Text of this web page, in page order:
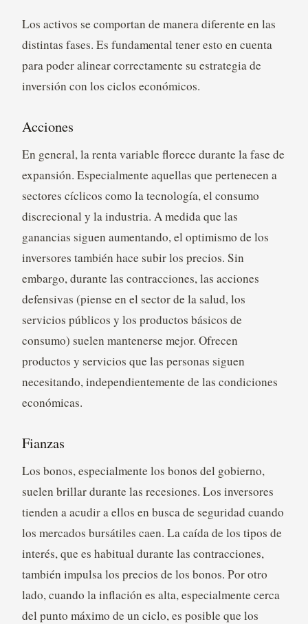
Los activos se comportan de manera diferente en las
distintas fases. Es fundamental tener esto en cuenta
para poder alinear correctamente su estrategia de
inversión con los ciclos económicos.
Acciones
En general, la renta variable florece durante la fase de
expansión. Especialmente aquellas que pertenecen a
sectores cíclicos como la tecnología, el consumo
discrecional y la industria. A medida que las
ganancias siguen aumentando, el optimismo de los
inversores también hace subir los precios. Sin
embargo, durante las contracciones, las acciones
defensivas (piense en el sector de la salud, los
servicios públicos y los productos básicos de
consumo) suelen mantenerse mejor. Ofrecen
productos y servicios que las personas siguen
necesitando, independientemente de las condiciones
económicas.
Fianzas
Los bonos, especialmente los bonos del gobierno,
suelen brillar durante las recesiones. Los inversores
tienden a acudir a ellos en busca de seguridad cuando
los mercados bursátiles caen. La caída de los tipos de
interés, que es habitual durante las contracciones,
también impulsa los precios de los bonos. Por otro
lado, cuando la inflación es alta, especialmente cerca
del punto máximo de un ciclo, es posible que los